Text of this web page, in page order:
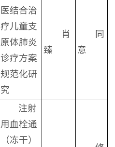
医结合治
疗儿童支
原体肺炎
诊疗方案
规范化研
究
肖
臻
同
意
注射
用血栓通
（冻干）